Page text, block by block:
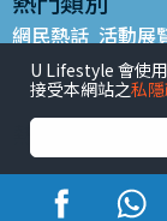
網民熱話 活動展
銅鑼灣好去處 元
餐廳情報 戶外郊
熱門標籤
#UGO搵好去處
#親子玩樂好去處
U Lifestyle 會使
接受本網站之私